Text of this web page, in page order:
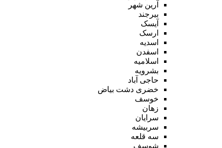
آرین شهر
بیرجند
آیسک
ارسک
اسدیه
اسفدن
اسلامیه
بشرویه
حاجی آباد
خضری دشت بیاض
خوسف
زهان
سرایان
سربیشه
سه قلعه
شوسف